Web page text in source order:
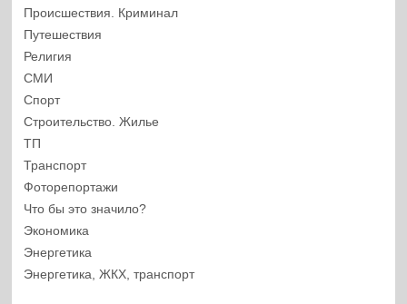
Происшествия. Криминал
Путешествия
Религия
СМИ
Спорт
Строительство. Жилье
ТП
Транспорт
Фоторепортажи
Что бы это значило?
Экономика
Энергетика
Энергетика, ЖКХ, транспорт